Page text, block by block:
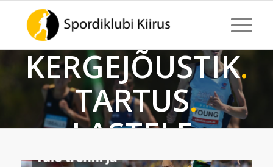
KERGEJÕUSTIK.
TARTUS.
LASTELE.